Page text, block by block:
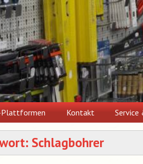
Plattformen Kontakt Service
Schlagbohrer